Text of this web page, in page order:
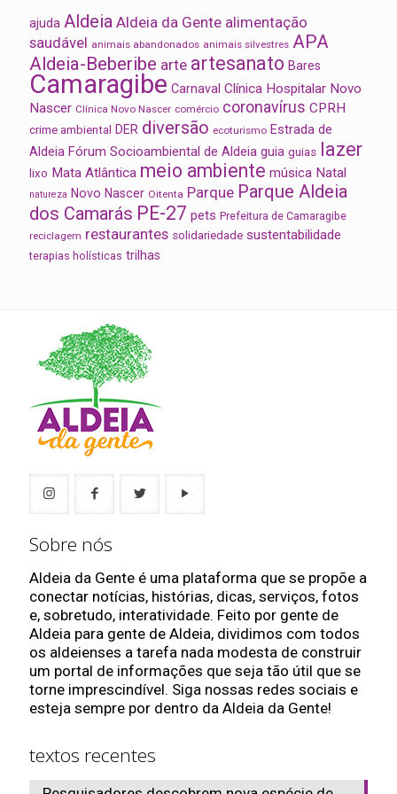
ajuda Aldeia Aldeia da Gente alimentação
saudável animais abandonados animais silvestres APA
Aldeia-Beberibe arte artesanato Bares
Camaragibe Carnaval Clínica Hospitalar Novo
Nascer Clínica Novo Nascer comércio coronavírus CPRH
crime ambiental DER diversão ecoturismo Estrada de
Aldeia Fórum Socioambiental de Aldeia guia guias lazer
lixo Mata Atlântica meio ambiente música Natal
natureza Novo Nascer Oitenta Parque Parque Aldeia
dos Camarás PE-27 pets Prefeitura de Camaragibe
reciclagem restaurantes solidariedade sustentabilidade
terapias holísticas trilhas
Sobre nós
Aldeia da Gente é uma plataforma que se propõe a
conectar notícias, histórias, dicas, serviços, fotos
e, sobretudo, interatividade. Feito por gente de
Aldeia para gente de Aldeia, dividimos com todos
os aldeienses a tarefa nada modesta de construir
um portal de informações que seja tão útil que se
torne imprescindível. Siga nossas redes sociais e
esteja sempre por dentro da Aldeia da Gente!
textos recentes